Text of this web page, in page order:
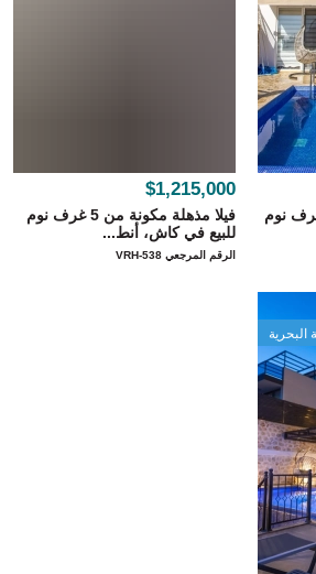
مكونة من 4 غرف نوم
$1,215,000
فيلا مذهلة مكونة من 5 غرف نوم
للبيع في كاش، أنط...
الرقم المرجعي VRH-538
البحرية